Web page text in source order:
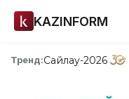
KAZINFORM
Тренд:Сайлау-2026